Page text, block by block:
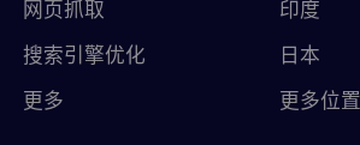
网页抓取
搜索引擎优化
更多
印度
日本
更多位置